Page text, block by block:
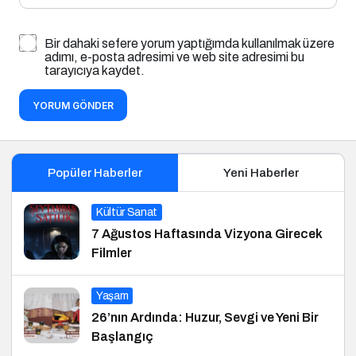
Bir dahaki sefere yorum yaptığımda kullanılmak üzere
adımı, e-posta adresimi ve web site adresimi bu
tarayıcıya kaydet.
YORUM GÖNDER
Popüler Haberler Yeni Haberler
Kültür Sanat
7 Ağustos Haftasında Vizyona Girecek
Filmler
Yaşam
26’nın Ardında: Huzur, Sevgi ve Yeni Bir
Başlangıç